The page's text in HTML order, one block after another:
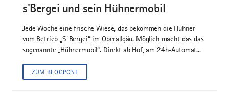
s'Bergei und sein Hühnermobil
Jede Woche eine frische Wiese, das bekommen die Hühner
vom Betrieb „S`Bergei“ im Oberallgäu. Möglich macht das das
sogenannte „Hühnermobil“. Direkt ab Hof, am 24h-Automat...
ZUM BLOGPOST